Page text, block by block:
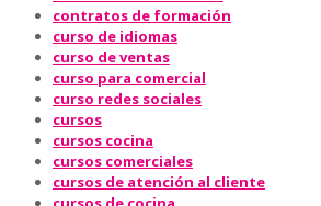
contratos de formación
curso de idiomas
curso de ventas
curso para comercial
curso redes sociales
cursos
cursos cocina
cursos comerciales
cursos de atención al cliente